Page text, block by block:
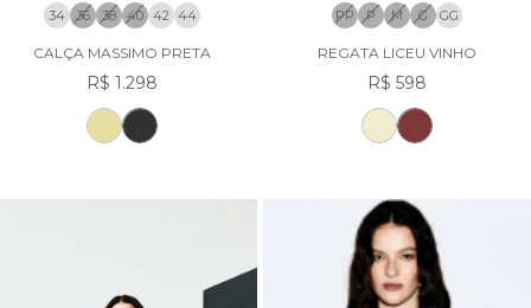
34 36 38 40 42 44
CALÇA MASSIMO PRETA
R$ 1.298
PP P M G GG
REGATA LICEU VINHO
R$ 598